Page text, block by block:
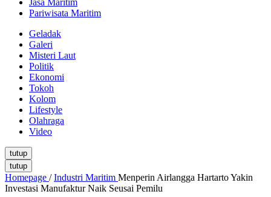
Jasa Maritim
Pariwisata Maritim
Geladak
Galeri
Misteri Laut
Politik
Ekonomi
Tokoh
Kolom
Lifestyle
Olahraga
Video
tutup
tutup
Homepage / Industri Maritim Menperin Airlangga Hartarto Yakin
Investasi Manufaktur Naik Seusai Pemilu